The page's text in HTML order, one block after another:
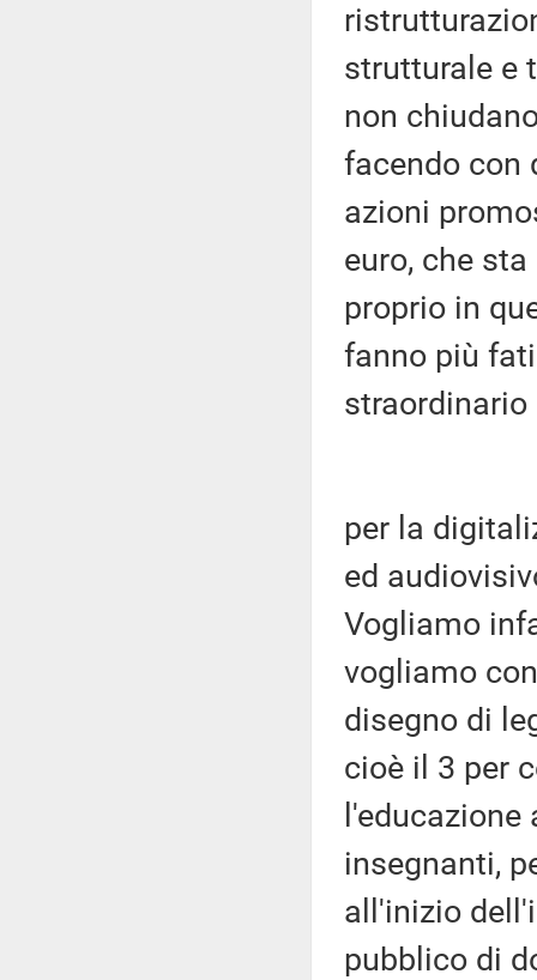
strutturale e
non
facendo con
azioni
euro, che
proprio in
fanno più
straordinario
per la
ed
Vogliamo
vogliamo
disegno di
cioè il 3 per
insegnanti,
all'inizio
pubblico di